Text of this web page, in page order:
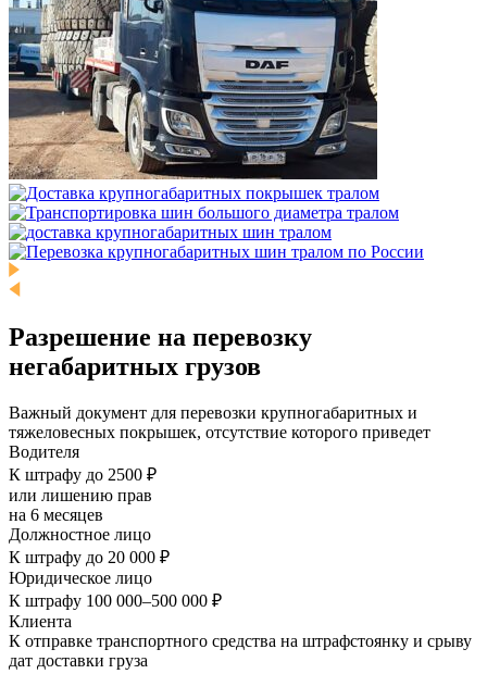
Разрешение на перевозку
негабаритных грузов
Важный документ для перевозки крупногабаритных и
тяжеловесных покрышек, отсутствие которого приведет
Водителя
К штрафу до 2500 ₽
или лишению прав
на 6 месяцев
Должностное лицо
К штрафу до 20 000 ₽
Юридическое лицо
К штрафу 100 000–500 000 ₽
Клиента
К отправке транспортного средства на штрафстоянку и срыву
дат доставки груза